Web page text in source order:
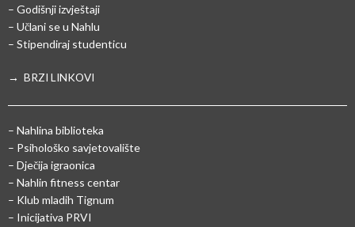
– Godišnji izvještaji
– Učlani se u Nahlu
– Stipendiraj studenticu
→ BRZI LINKOVI
– Nahlina biblioteka
– Psihološko savjetovalište
– Dječija igraonica
– Nahlin fitness centar
– Klub mladih Tignum
– Inicijativa PRVI